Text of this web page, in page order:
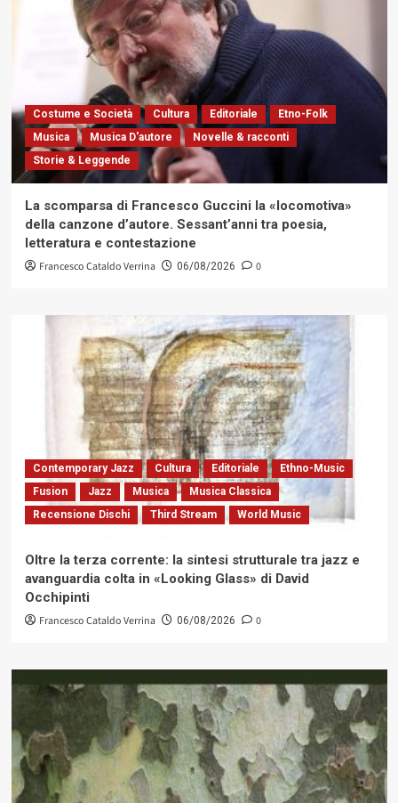
Costume e Società Cultura Editoriale
Etno-Folk
Musica
Musica D'autore
Novelle & racconti
Storie & Leggende
La scomparsa di Francesco Guccini la «locomotiva»
della canzone d’autore. Sessant’anni tra poesia,
letteratura e contestazione
Francesco Cataldo Verrina 06/08/2026 0
Contemporary Jazz Cultura Editoriale
Ethno-Music
Fusion
Jazz Musica
Musica Classica
Recensione Dischi
Third Stream World Music
Oltre la terza corrente: la sintesi strutturale tra jazz e
avanguardia colta in «Looking Glass» di David
Occhipinti
Francesco Cataldo Verrina 06/08/2026 0